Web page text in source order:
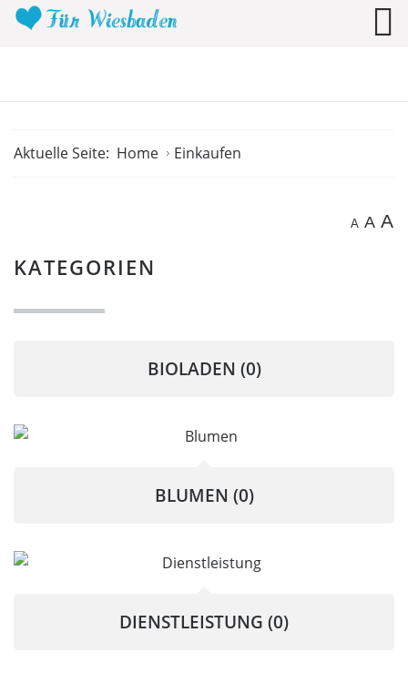
Aktuelle Seite: Home Einkaufen
A A A
KATEGORIEN
BIOLADEN (0)
BLUMEN (0)
DIENSTLEISTUNG (0)